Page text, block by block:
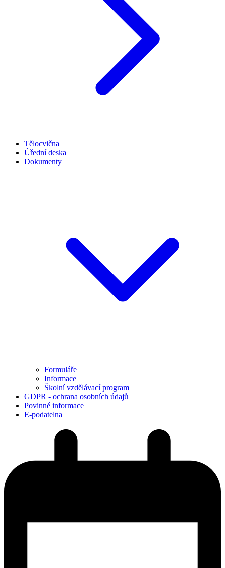
Tělocvična
Úřední deska
Dokumenty
Formuláře
Informace
Školní vzdělávací program
GDPR - ochrana osobních údajů
Povinné informace
E-podatelna